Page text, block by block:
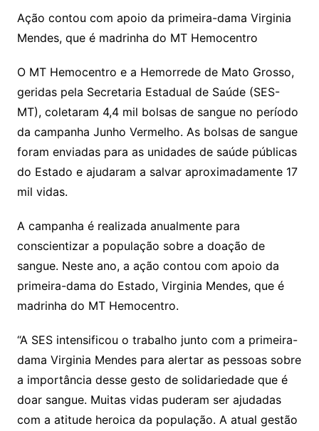
Ação contou com apoio da primeira-dama Virginia
Mendes, que é madrinha do MT Hemocentro
O MT Hemocentro e a Hemorrede de Mato Grosso,
geridas pela Secretaria Estadual de Saúde (SES-
MT), coletaram 4,4 mil bolsas de sangue no período
da campanha Junho Vermelho. As bolsas de sangue
foram enviadas para as unidades de saúde públicas
do Estado e ajudaram a salvar aproximadamente 17
mil vidas.
A campanha é realizada anualmente para
conscientizar a população sobre a doação de
sangue. Neste ano, a ação contou com apoio da
primeira-dama do Estado, Virginia Mendes, que é
madrinha do MT Hemocentro.
“A SES intensificou o trabalho junto com a primeira-
dama Virginia Mendes para alertar as pessoas sobre
a importância desse gesto de solidariedade que é
doar sangue. Muitas vidas puderam ser ajudadas
com a atitude heroica da população. A atual gestão